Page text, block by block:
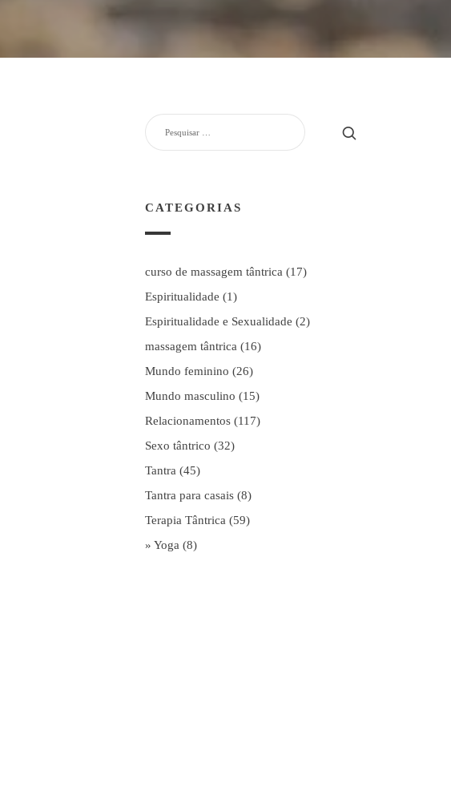
POR:
CATEGORIAS
curso de massagem tântrica (17)
Espiritualidade (1)
Espiritualidade e Sexualidade (2)
massagem tântrica (16)
Mundo feminino (26)
Mundo masculino (15)
Relacionamentos (117)
Sexo tântrico (32)
Tantra (45)
Tantra para casais (8)
Terapia Tântrica (59)
» Yoga (8)